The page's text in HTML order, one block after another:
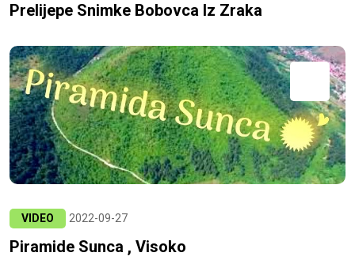
Prelijepe Snimke Bobovca Iz Zraka
VIDEO 2022-09-27
Piramide Sunca , Visoko